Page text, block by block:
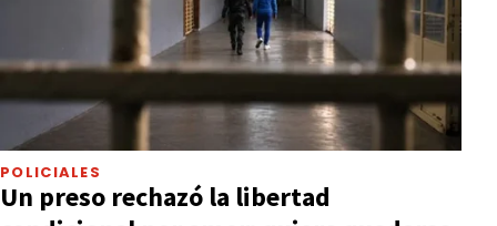
POLICIALES
Un preso rechazó la libertad